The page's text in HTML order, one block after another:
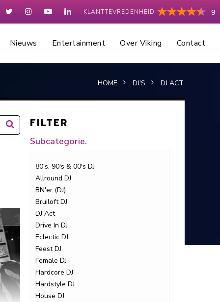
KLANTTEVREDENHEID 9
Nieuws Entertainment Over Viking Contact
HOME DJ'S DJ ACT
FILTER
Subcategorie.
80's, 90's & 00's DJ
Allround DJ
BN'er (DJ)
Bruiloft DJ
DJ Act
Drive In DJ
Eclectic DJ
Feest DJ
Female DJ
Hardcore DJ
Hardstyle DJ
House DJ